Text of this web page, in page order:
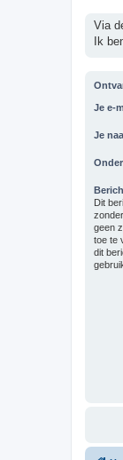
Via
Ik
Je e-
Je
Dit
geen
toe te
dit